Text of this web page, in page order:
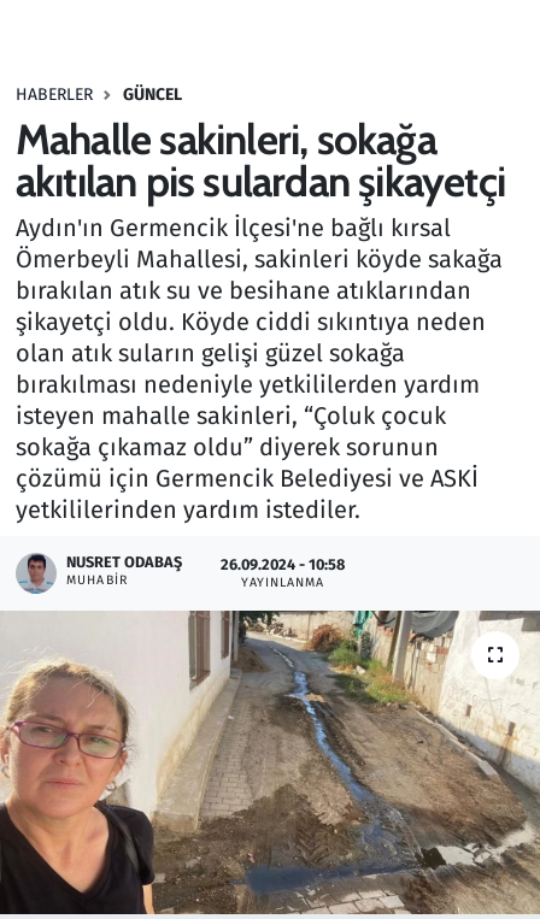
HABERLER GÜNCEL
Mahalle sakinleri, sokağa
akıtılan pis sulardan şikayetçi
Aydın'ın Germencik İlçesi'ne bağlı kırsal
Ömerbeyli Mahallesi, sakinleri köyde sakağa
bırakılan atık su ve besihane atıklarından
şikayetçi oldu. Köyde ciddi sıkıntıya neden
olan atık suların gelişi güzel sokağa
bırakılması nedeniyle yetkililerden yardım
isteyen mahalle sakinleri, “Çoluk çocuk
sokağa çıkamaz oldu” diyerek sorunun
çözümü için Germencik Belediyesi ve ASKİ
yetkililerinden yardım istediler.
NUSRET ODABAŞ
MUHABIR
26.09.2024 - 10:58
YAYINLANMA
Haber
Kültür Sanat
Kurumsal Haberler
Lezzet Durağı
Memur ve Kamu
Otomobil
Oyun
Rüya Tabirleri
Sağlık
Savunma Sanayi
Seçim 2023